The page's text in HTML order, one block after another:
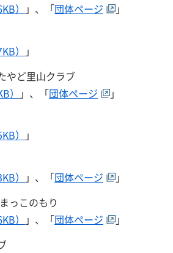
） 」、「団体ページ
」
）
」
やど里山クラブ
） 」、「団体ページ
」
）
」
） 」、「団体ページ
」
っこのもり
） 」、「団体ページ
」